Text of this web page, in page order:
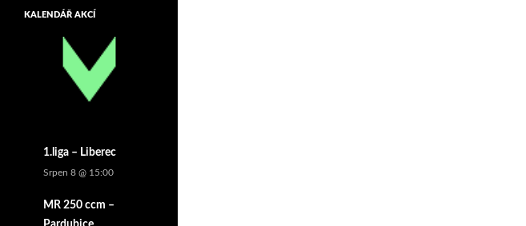
KALENDÁŘ AKCÍ
1.liga – Liberec
Srpen 8 @ 15:00
MR 250 ccm –